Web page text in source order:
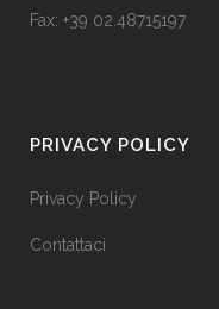
Fax: +39 02.48715197
PRIVACY POLICY
Privacy Policy
Contattaci